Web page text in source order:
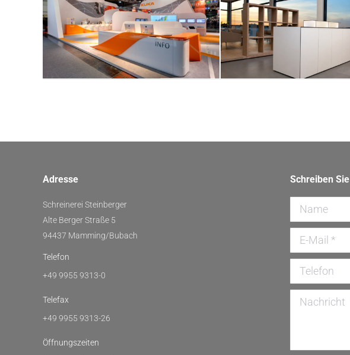
Messebau 1140
BMW Driving
1108
Adresse
Schreinerei Steinberger
Alte Berger Straße 5
94437 Mamming/Bubach
Telefon
+49 9955 9313-0
Telefax
+49 9955 9313-26
Öffnungszeiten
Schreiben
Name
E-Mail *
Telefon
Nachricht